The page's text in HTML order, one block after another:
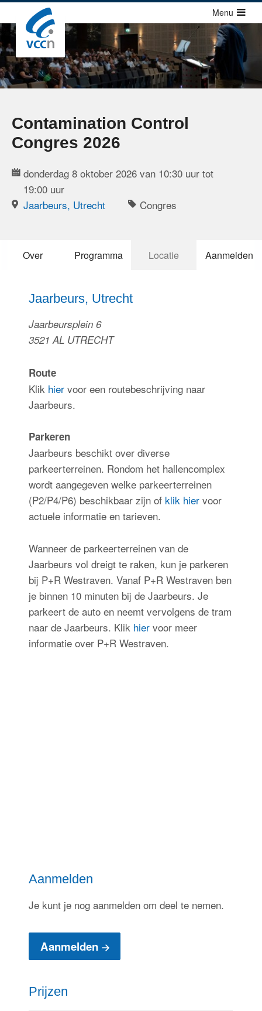
Sla
links
over
Jump
to
to
main
Menu
Contamination Control
Congres 2026
donderdag 8 oktober 2026 van 10:30 uur tot
19:00 uur
Jaarbeurs, Utrecht
Congres
Over Programma Locatie Aanmelden
Jaarbeurs, Utrecht
Jaarbeursplein 6
3521 AL UTRECHT
Route
Klik hier voor een routebeschrijving naar
Jaarbeurs.
Parkeren
Jaarbeurs beschikt over diverse
parkeerterreinen. Rondom het hallencomplex
wordt aangegeven welke parkeerterreinen
(P2/P4/P6) beschikbaar zijn of klik hier voor
actuele informatie en tarieven.
Wanneer de parkeerterreinen van de
Jaarbeurs vol dreigt te raken, kun je parkeren
bij P+R Westraven. Vanaf P+R Westraven ben
je binnen 10 minuten bij de Jaarbeurs. Je
parkeert de auto en neemt vervolgens de tram
naar de Jaarbeurs. Klik hier voor meer
informatie over P+R Westraven.
Aanmelden
Je kunt je nog aanmelden om deel te nemen.
Aanmelden
Prijzen
Cursussen
Congressen
Congressen
Over ons
Contact
Zoek
Inloggen